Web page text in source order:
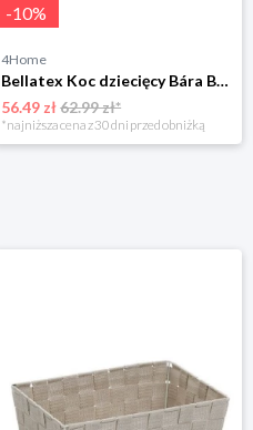
-10%
4Home
Bellatex Koc dziecięcy Bára Butterfly różowy, 75 x 100 cm
56.49 zł62.99 zł*
*najniższa cena z 30 dni przed obniżką